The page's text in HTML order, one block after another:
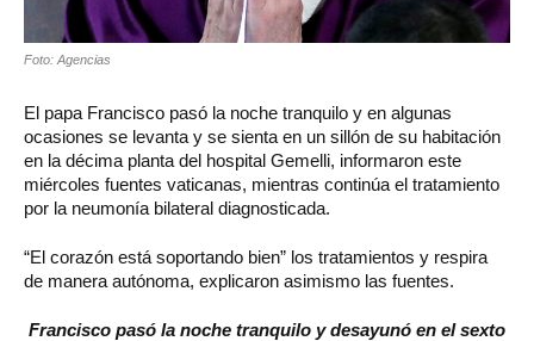
Foto: Agencias
El papa Francisco pasó la noche tranquilo y en algunas
ocasiones se levanta y se sienta en un sillón de su habitación
en la décima planta del hospital Gemelli, informaron este
miércoles fuentes vaticanas, mientras continúa el tratamiento
por la neumonía bilateral diagnosticada.
“El corazón está soportando bien” los tratamientos y respira
de manera autónoma, explicaron asimismo las fuentes.
Francisco pasó la noche tranquilo y desayunó en el sexto